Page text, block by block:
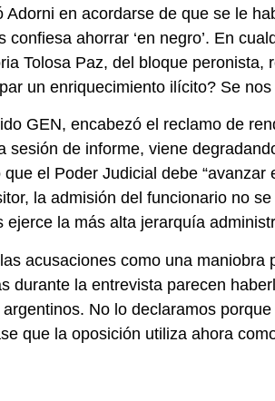
en acordarse de que se le
confiesa ahorrar ‘en negro’. En
Tolosa Paz, del bloque
un enriquecimiento ilícito? Se
GEN, encabezó el reclamo de
sesión de informe, viene
el Poder Judicial debe
la admisión del funcionario no
la más alta jerarquía
acusaciones como una maniobra
durante la entrevista parecen
No lo declaramos
que la oposición utiliza ahora